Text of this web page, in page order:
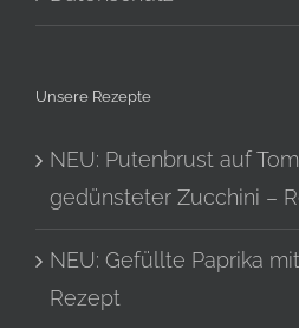
Unsere Rezepte
NEU: Putenbrust auf
gedünsteter Zucchini –
NEU: Gefüllte Paprika
Rezept